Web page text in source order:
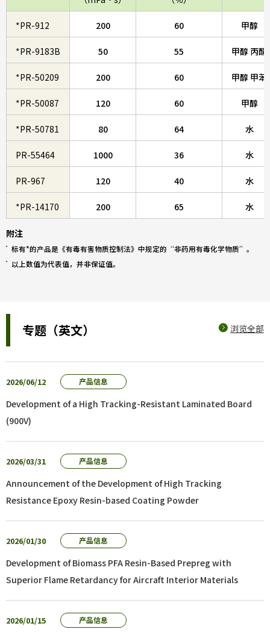
*PR-912 200 60 甲醇
*PR-9183B 50 55 甲醇 丙酮
*PR-50209 200 60 甲醇 甲苯
*PR-50087 120 60 甲醇
*PR-50781 80 64 水
PR-55464 1000 36 水
PR-967 120 40 水
*PR-14170 200 65 水
附注
标有*的产品是《有毒有害物质控制法》中规定的“非药用有毒化学物质”。
以上数值为代表值，并非保证值。
专题（英文） 浏览全部
2026/06/12 产品信息
Development of a High Tracking-Resistant Laminated Board
(900V)
2026/03/31 产品信息
Announcement of the Development of High Tracking
Resistance Epoxy Resin-based Coating Powder
2026/01/30 产品信息
Development of Biomass PFA Resin-Based Prepreg with
Superior Flame Retardancy for Aircraft Interior Materials
2026/01/15 产品信息